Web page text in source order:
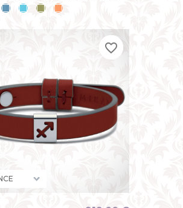
démontable et évolutif.
BleuBleuKakiMandarine
favorite_border
favorite_border
favorite_border